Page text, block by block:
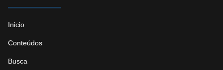
Inicio
Conteúdos
Busca